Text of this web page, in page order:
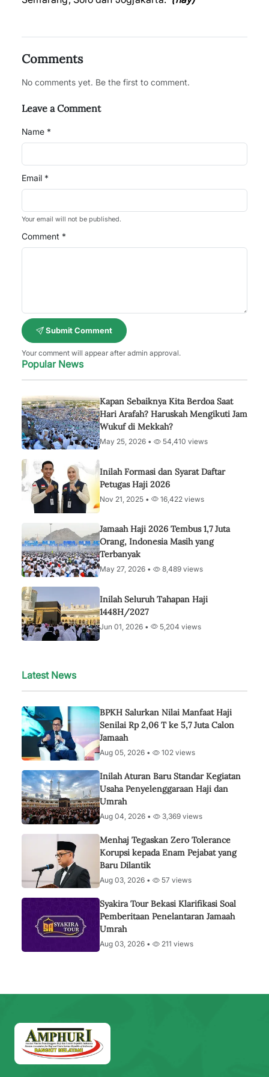
Comments
No comments yet. Be the first to comment.
Leave a Comment
Name *
Email *
Your email will not be published.
Comment *
Submit Comment
Your comment will appear after admin approval.
Popular News
Kapan Sebaiknya Kita Berdoa Saat
Hari Arafah? Haruskah Mengikuti Jam
Wukuf di Mekkah?
May 25, 2026 • 54,410 views
Inilah Formasi dan Syarat Daftar
Petugas Haji 2026
Nov 21, 2025 • 16,422 views
Jamaah Haji 2026 Tembus 1,7 Juta
Orang, Indonesia Masih yang
Terbanyak
May 27, 2026 • 8,489 views
Inilah Seluruh Tahapan Haji
1448H/2027
Jun 01, 2026 • 5,204 views
Latest News
BPKH Salurkan Nilai Manfaat Haji
Senilai Rp 2,06 T ke 5,7 Juta Calon
Jamaah
Aug 05, 2026 • 102 views
Inilah Aturan Baru Standar Kegiatan
Usaha Penyelenggaraan Haji dan
Umrah
Aug 04, 2026 • 3,369 views
Menhaj Tegaskan Zero Tolerance
Korupsi kepada Enam Pejabat yang
Baru Dilantik
Aug 03, 2026 • 57 views
Syakira Tour Bekasi Klarifikasi Soal
Pemberitaan Penelantaran Jamaah
Umrah
Aug 03, 2026 • 211 views